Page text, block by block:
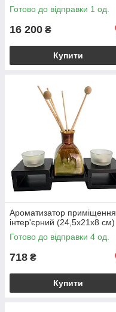
Готово до відправки 1 од.
16 200 ₴
Купити
Ароматизатор приміщення
інтер'єрний (24,5х21х8 см)
Готово до відправки 4 од.
718 ₴
Купити